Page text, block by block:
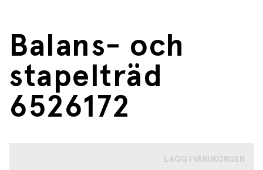
Balans- och
stapelträd
6526172
LÄGG I VARUKORGEN